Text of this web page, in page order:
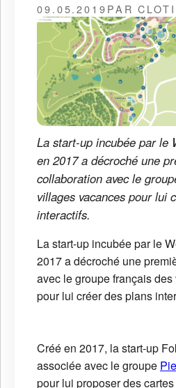
09.05.2019PAR
La start-up incubée par le
en 2017 a décroché une
collaboration avec le
villages vacances pour lui
interactifs.
La start-up incubée par le
2017 a décroché une
avec le groupe français
pour lui créer des plans
Créé en 2017, la start-up
associée avec le groupe
pour lui proposer des